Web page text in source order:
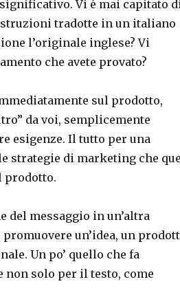
Vi è mai capitato
tradotte in un italiano
l’originale inglese? Vi
che avete provato?
sul prodotto,
da voi, semplicemente
esigenze. Il tutto per una
strategie di marketing che
prodotto.
del messaggio in un’altra
un’idea, un
Un po’ quello che fa
solo per il testo, come